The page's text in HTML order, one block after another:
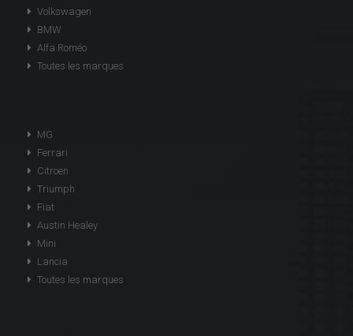
Volkswagen
BMW
Alfa Roméo
Toutes les marques
MG
Ferrari
Citroen
Triumph
Fiat
Austin Healey
Mini
Lancia
Toutes les marques